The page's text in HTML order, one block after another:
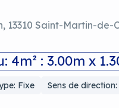
13310 Saint-Martin-de-
4m² : 3.00m x
Fixe Sens de